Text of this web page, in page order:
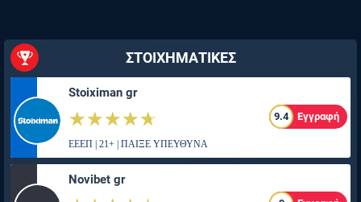
ΣΤΟΙΧΗΜΑΤΙΚΕΣ
Stoiximan gr
☆☆☆☆☆
★★★★★ 9.4 Εγγραφή
ΕΕΕΠ | 21+ | ΠΑΙΞΕ ΥΠΕΥΘΥΝΑ
Novibet gr